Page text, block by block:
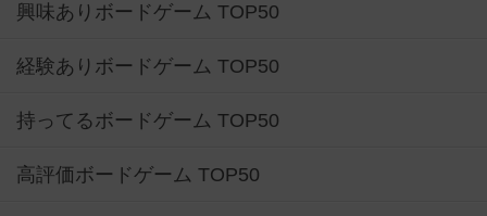
興味ありボードゲーム TOP50
経験ありボードゲーム TOP50
持ってるボードゲーム TOP50
高評価ボードゲーム TOP50